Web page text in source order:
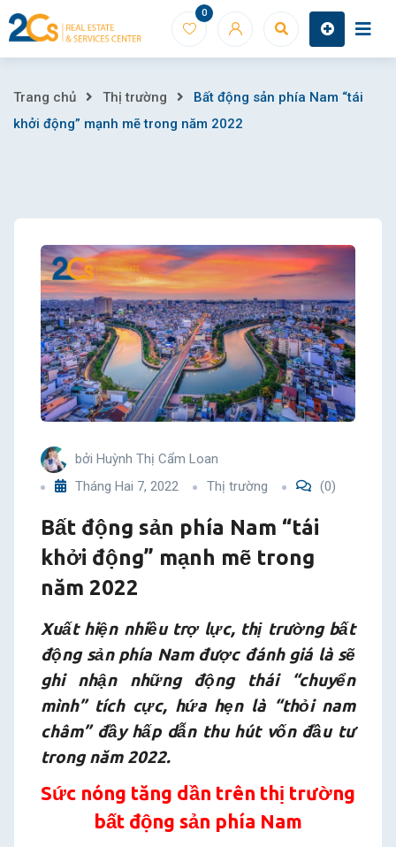
Skip
to
0
Bất
phía
Nam
“tái
khởi
động”
mạnh
mẽ
trong
năm
2022
Trang chủ Thị trường
Bất động sản phía Nam “tái
khởi động” mạnh mẽ trong năm 2022
bởi Huỳnh Thị Cẩm Loan
Tháng Hai 7, 2022
Thị trường (0)
Bất động sản phía Nam “tái
khởi động” mạnh mẽ trong
năm 2022
Xuất hiện nhiều trợ lực, thị trường bất
động sản phía Nam được đánh giá là sẽ
ghi nhận những động thái “chuyển
mình” tích cực, hứa hẹn là “thỏi nam
châm” đầy hấp dẫn thu hút vốn đầu tư
trong năm 2022.
Sức nóng tăng dần trên thị trường
bất động sản phía Nam